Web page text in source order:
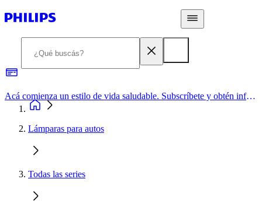
Acá comienza un estilo de vida saludable. Subscríbete y obtén información de primera mano
Lámparas para autos
Todas las series